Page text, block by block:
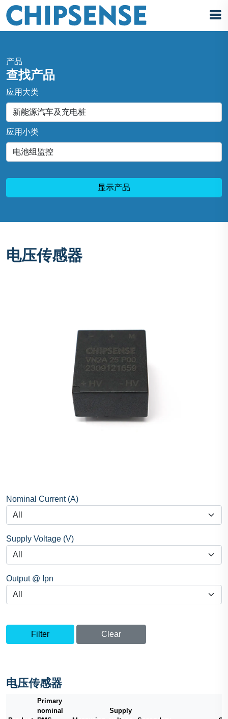
产品
查找产品
应用大类
应用小类
显示产品
电压传感器
Nominal Current (A)
Supply Voltage (V)
Output @ Ipn
Filter Clear
电压传感器
Primary
nominal
Supply